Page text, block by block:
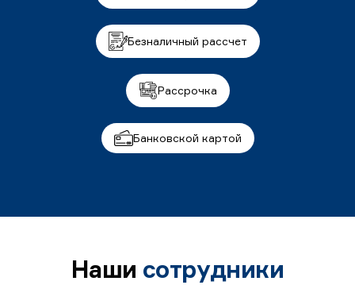
Безналичный рассчет
Рассрочка
Банковской картой
Наши сотрудники